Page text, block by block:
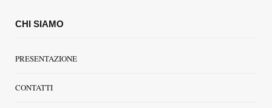
CHI SIAMO
PRESENTAZIONE
CONTATTI